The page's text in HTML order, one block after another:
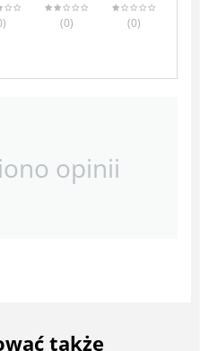
) (0) (0)
opinii
także